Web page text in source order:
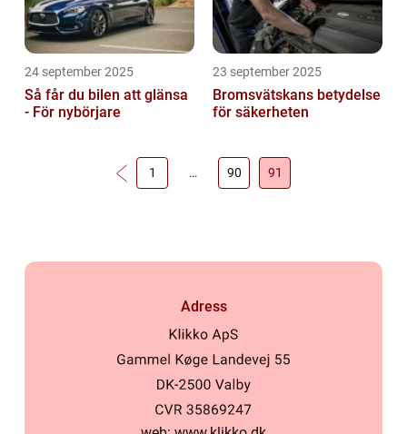
24 september 2025
Så får du bilen att glänsa
- För nybörjare
23 september 2025
Bromsvätskans betydelse
för säkerheten
1 … 90 91
Adress